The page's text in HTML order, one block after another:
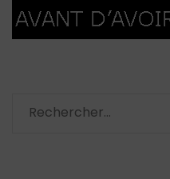
Rechercher :